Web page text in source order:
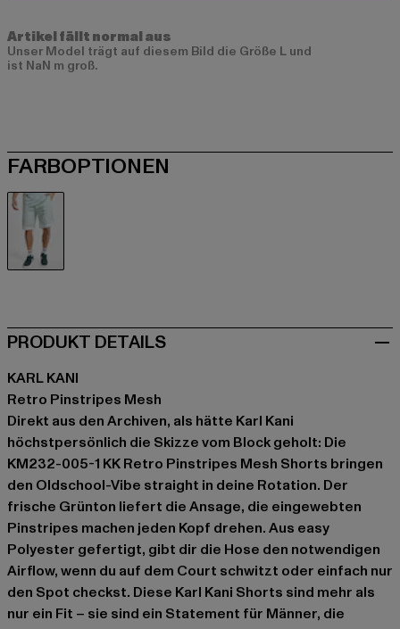
Artikel fällt normal aus
Unser Model trägt auf diesem Bild die Größe L und
ist NaN m groß.
FARBOPTIONEN
PRODUKT DETAILS
KARL KANI
Retro Pinstripes Mesh
Direkt aus den Archiven, als hätte Karl Kani
höchstpersönlich die Skizze vom Block geholt: Die
KM232-005-1 KK Retro Pinstripes Mesh Shorts bringen
den Oldschool-Vibe straight in deine Rotation. Der
frische Grünton liefert die Ansage, die eingewebten
Pinstripes machen jeden Kopf drehen. Aus easy
Polyester gefertigt, gibt dir die Hose den notwendigen
Airflow, wenn du auf dem Court schwitzt oder einfach nur
den Spot checkst. Diese Karl Kani Shorts sind mehr als
nur ein Fit – sie sind ein Statement für Männer, die